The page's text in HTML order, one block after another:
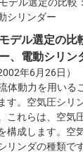
デル選定の比
、電動シリン
年6月26日）
動力を用いる
す。空気圧シリ
これらは、空気
構成します。空
リンダの種類です